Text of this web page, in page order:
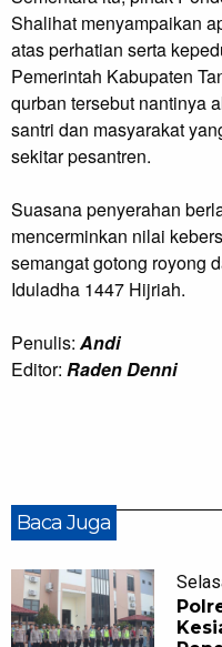
Shalihat menyampaikan
atas perhatian serta
Pemerintah Kabupaten
qurban tersebut nantinya
santri dan masyarakat
sekitar pesantren.
Suasana penyerahan
mencerminkan nilai
semangat gotong royong
Iduladha 1447 Hijriah.
Penulis: Andi
Editor: Raden Denni
Baca Juga